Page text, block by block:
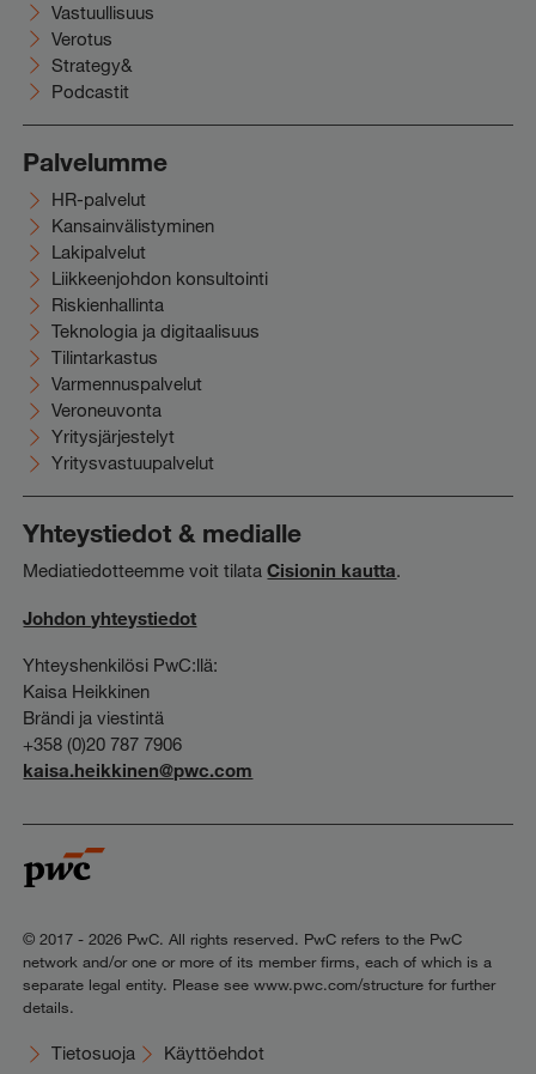
Vastuullisuus
Verotus
Strategy&
Podcastit
Palvelumme
HR-palvelut
Kansainvälistyminen
Lakipalvelut
Liikkeenjohdon konsultointi
Riskienhallinta
Teknologia ja digitaalisuus
Tilintarkastus
Varmennuspalvelut
Veroneuvonta
Yritysjärjestelyt
Yritysvastuupalvelut
Yhteystiedot & medialle
Mediatiedotteemme voit tilataCisionin kautta.
Johdon yhteystiedot
Yhteyshenkilösi PwC:llä:
Kaisa Heikkinen
Brändi ja viestintä
+358 (0)20 787 7906
kaisa.heikkinen@pwc.com
© 2017 - 2026 PwC. All rights reserved. PwC refers to the PwC
network and/or one or more of its member firms, each of which is a
separate legal entity. Please see www.pwc.com/structure for further
details.
Tietosuoja Käyttöehdot